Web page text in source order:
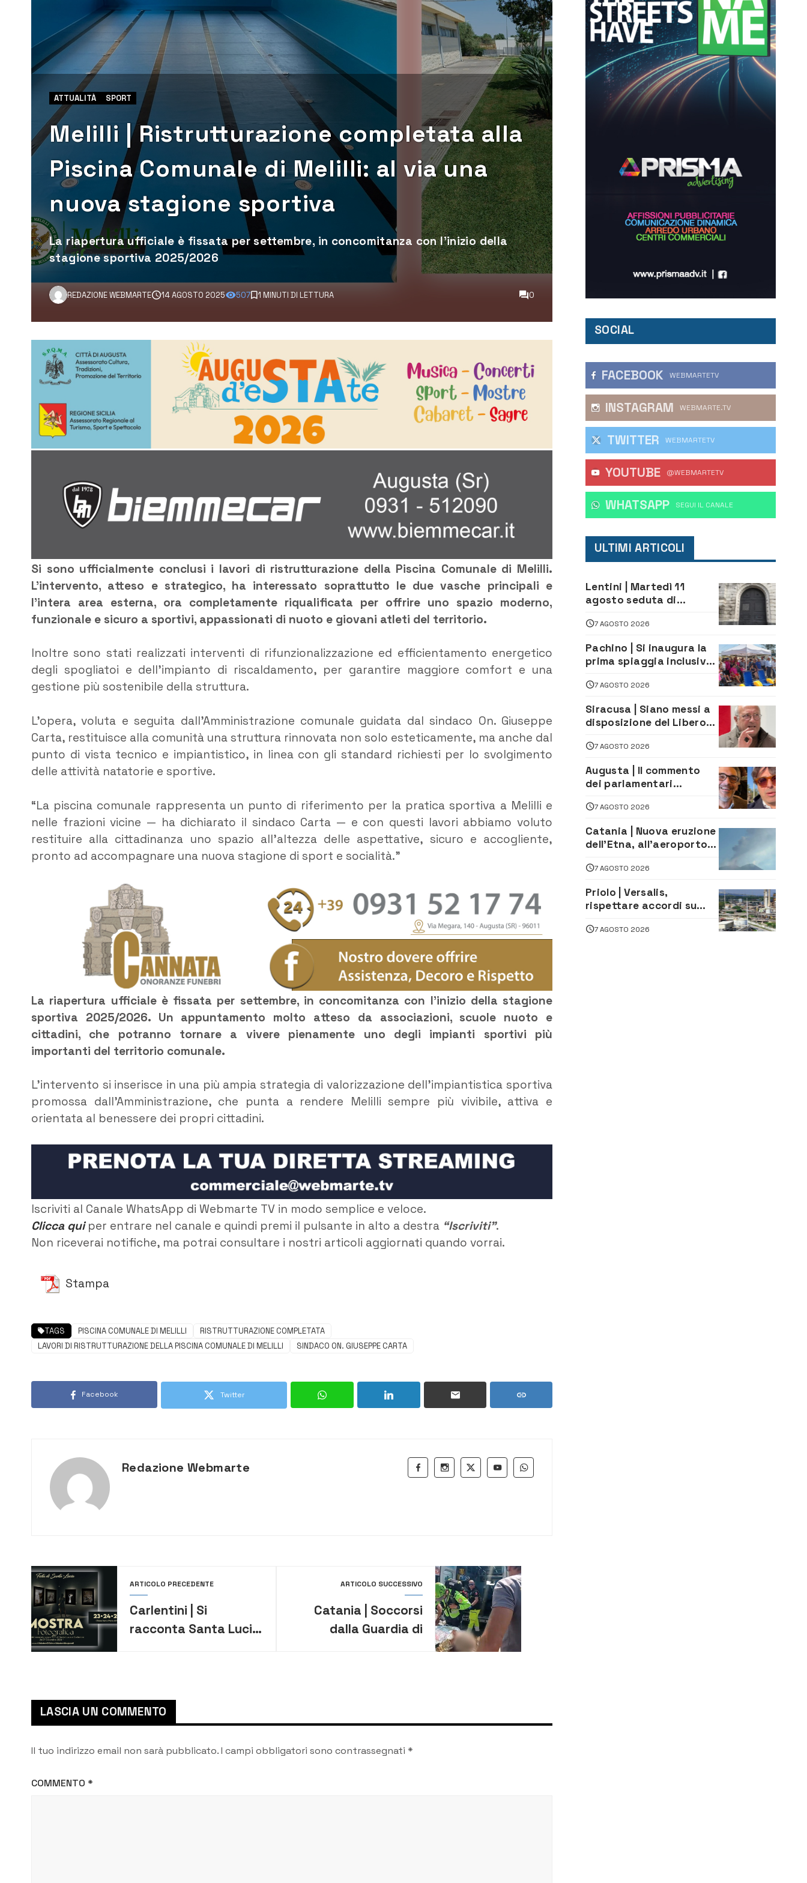
ATTUALITÀ SPORT
Melilli | Ristrutturazione completata alla
Piscina Comunale di Melilli: al via una
nuova stagione sportiva
La riapertura ufficiale è fissata per settembre, in concomitanza con l’inizio della
stagione sportiva 2025/2026
REDAZIONE WEBMARTE 14 AGOSTO 2025 507 1 MINUTI DI LETTURA 0
Si sono ufficialmente conclusi i lavori di ristrutturazione della Piscina Comunale di Melilli.
L’intervento, atteso e strategico, ha interessato soprattutto le due vasche principali e
l’intera area esterna, ora completamente riqualificata per offrire uno spazio moderno,
funzionale e sicuro a sportivi, appassionati di nuoto e giovani atleti del territorio.
Inoltre sono stati realizzati interventi di rifunzionalizzazione ed efficientamento energetico
degli spogliatoi e dell’impianto di riscaldamento, per garantire maggiore comfort e una
gestione più sostenibile della struttura.
L’opera, voluta e seguita dall’Amministrazione comunale guidata dal sindaco On. Giuseppe
Carta, restituisce alla comunità una struttura rinnovata non solo esteticamente, ma anche dal
punto di vista tecnico e impiantistico, in linea con gli standard richiesti per lo svolgimento
delle attività natatorie e sportive.
“La piscina comunale rappresenta un punto di riferimento per la pratica sportiva a Melilli e
nelle frazioni vicine — ha dichiarato il sindaco Carta — e con questi lavori abbiamo voluto
restituire alla cittadinanza uno spazio all’altezza delle aspettative, sicuro e accogliente,
pronto ad accompagnare una nuova stagione di sport e socialità.”
La riapertura ufficiale è fissata per settembre, in concomitanza con l’inizio della stagione
sportiva 2025/2026. Un appuntamento molto atteso da associazioni, scuole nuoto e
cittadini, che potranno tornare a vivere pienamente uno degli impianti sportivi più
importanti del territorio comunale.
L’intervento si inserisce in una più ampia strategia di valorizzazione dell’impiantistica sportiva
promossa dall’Amministrazione, che punta a rendere Melilli sempre più vivibile, attiva e
orientata al benessere dei propri cittadini.
Iscriviti al Canale WhatsApp di Webmarte TV in modo semplice e veloce.
Clicca quiper entrare nel canale e quindi premi il pulsante in alto a destra “Iscriviti”.
Non riceverai notifiche, ma potrai consultare i nostri articoli aggiornati quando vorrai.
Stampa
TAGS PISCINA COMUNALE DI MELILLI
RISTRUTTURAZIONE COMPLETATA
LAVORI DI RISTRUTTURAZIONE DELLA PISCINA COMUNALE DI MELILLI
SINDACO ON. GIUSEPPE CARTA
Facebook Twitter
Redazione Webmarte
ARTICOLO PRECEDENTE
Carlentini | Si
racconta Santa Lucia:
ARTICOLO SUCCESSIVO
Catania | Soccorsi
dalla Guardia di
LASCIA UN COMMENTO
Il tuo indirizzo email non sarà pubblicato.I campi obbligatori sono contrassegnati *
COMMENTO *
SOCIAL
FACEBOOK WEBMARTETV
INSTAGRAM WEBMARTE.TV
TWITTER WEBMARTETV
YOUTUBE @WEBMARTETV
WHATSAPP ‎SEGUI IL CANALE
ULTIMI ARTICOLI
Lentini | Martedì 11
agosto seduta di
7 AGOSTO 2026
Pachino | Si inaugura la
prima spiaggia inclusiva
assistenza e prevenzione
aperte a tutti
7 AGOSTO 2026
Siracusa | Siano messi a
disposizione del Libero
relativi alla
privatizzazione della Sac
7 AGOSTO 2026
Augusta | Il commento
dei parlamentari
firma del contatto per il
depuratore
7 AGOSTO 2026
Catania | Nuova eruzione
dell’Etna, all’aeroporto
dirottati
7 AGOSTO 2026
Priolo | Versalis,
rispettare accordi su
lavoro. Il sindaco scrive
7 AGOSTO 2026